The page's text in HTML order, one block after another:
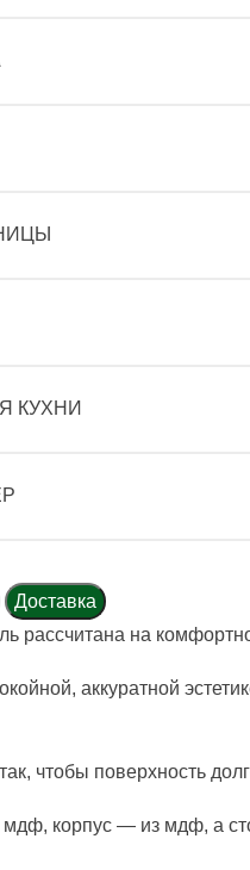
КУХНИ
Доставка
рассчитана на
аккуратной
чтобы поверхность
корпус — из мдф, а